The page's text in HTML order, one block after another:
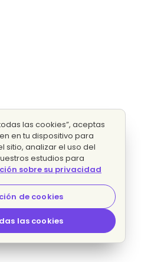
las cookies”, aceptas
en tu dispositivo para
sitio, analizar el uso del
estudios para
sobre su privacidad
de cookies
las cookies